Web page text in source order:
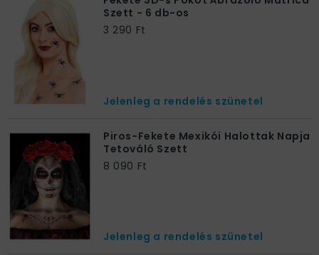
Szett - 6 db-os
3 290 Ft
Jelenleg a rendelés szünetel
Piros-Fekete Mexikói Halottak Napja
Tetováló Szett
8 090 Ft
Jelenleg a rendelés szünetel